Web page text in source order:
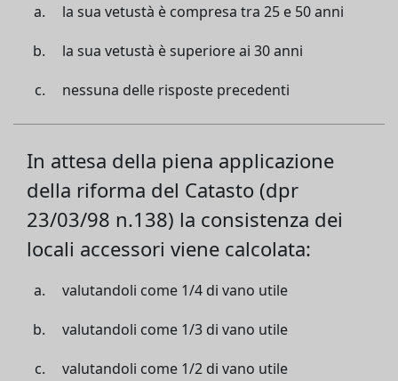
la sua vetustà è compresa tra 25 e 50 anni
la sua vetustà è superiore ai 30 anni
nessuna delle risposte precedenti
In attesa della piena applicazione
della riforma del Catasto (dpr
23/03/98 n.138) la consistenza dei
locali accessori viene calcolata:
valutandoli come 1/4 di vano utile
valutandoli come 1/3 di vano utile
valutandoli come 1/2 di vano utile